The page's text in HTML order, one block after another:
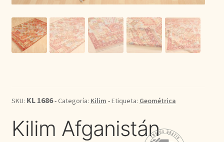
Kilim
Redondas
Seda
Pasillo
SKU: KL 1686- Categoría: Kilim - Etiqueta: Geométrica
Kilim Afganistán